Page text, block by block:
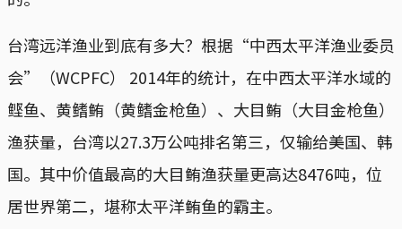
台湾远洋渔业到底有多大？根据“中西太平洋渔业委员
会”（WCPFC） 2014年的统计，在中西太平洋水域的
鲣鱼、黄鳍鲔（黄鳍金枪鱼）、大目鲔（大目金枪鱼）
渔获量，台湾以27.3万公吨排名第三，仅输给美国、韩
国。其中价值最高的大目鲔渔获量更高达8476吨，位
居世界第二，堪称太平洋鲔鱼的霸主。